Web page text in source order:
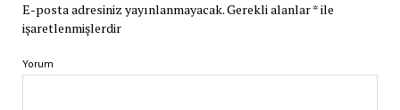
E-posta adresiniz yayınlanmayacak.Gerekli alanlar*ile
işaretlenmişlerdir
Yorum